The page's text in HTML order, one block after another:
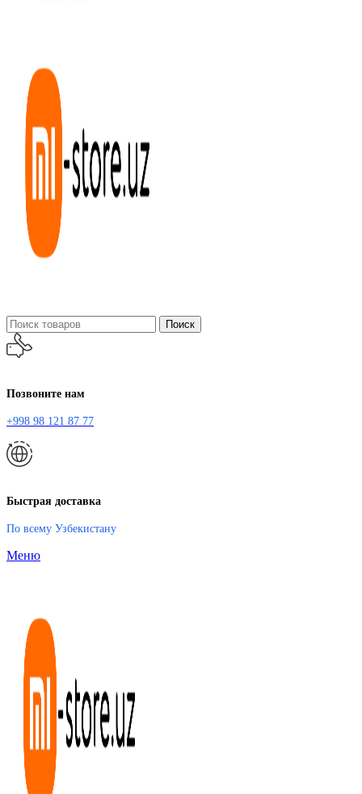
Поиск
Позвоните нам
+998 98 121 87 77
Быстрая доставка
По всему Узбекистану
Меню